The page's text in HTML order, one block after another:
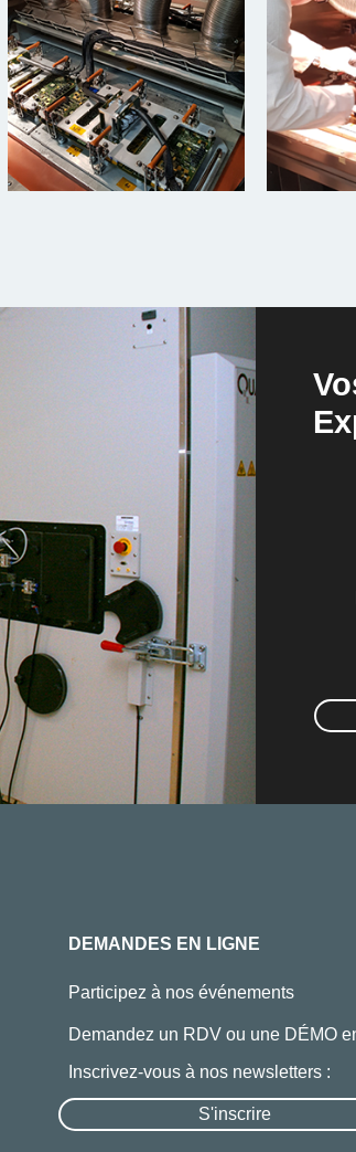
DEMANDES EN LIGNE
Participez à nos événements
Demandez un RDV ou une DÉMO
Inscrivez-vous à nos newsletters :
S'inscrire